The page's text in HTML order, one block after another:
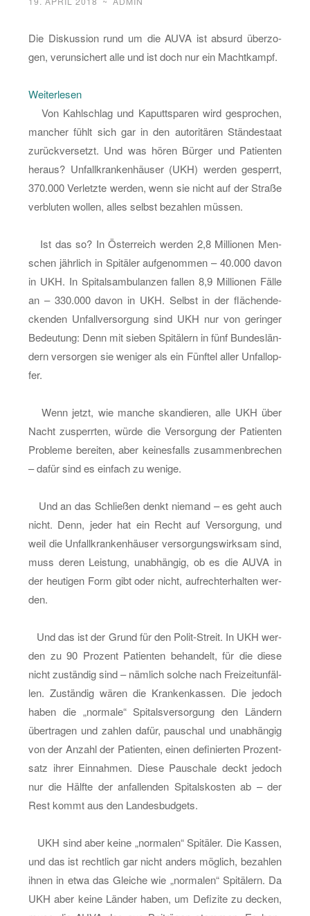
Die Dis­kus­si­on rund um die AUVA ist ab­surd über­zo­
gen, ver­un­si­chert alle und ist doch nur ein Macht­kampf.
Wei­ter­le­sen:
Die
sys­
tem­
re­
le­
van­
All­
ge­
mei­
ne
Un­
fall­
ver­
rungs­
an­
stalt?
Von Kahl­schlag und Ka­putt­spa­ren wird ge­spro­chen,
man­cher fühlt sich gar in den au­to­ri­tä­ren Stän­de­staat
zu­rück­ver­setzt. Und was hören Bür­ger und Pa­ti­en­ten
her­aus? Un­fall­kran­ken­häu­ser (UKH) wer­den ge­sperrt,
370.000 Ver­letz­te wer­den, wenn sie nicht auf der Stra­ße
ver­blu­ten wol­len, alles selbst be­zah­len müs­sen.
Ist das so? In Ös­ter­reich wer­den 2,8 Mil­lio­nen Men­
schen jähr­lich in Spi­tä­ler auf­ge­nom­men – 40.000 davon
in UKH. In Spi­tals­am­bu­lan­zen fal­len 8,9 Mil­lio­nen Fälle
an – 330.000 davon in UKH. Selbst in der flä­chen­de­
cken­den Un­fall­ver­sor­gung sind UKH nur von ge­rin­ger
Be­deu­tung: Denn mit sie­ben Spi­tä­lern in fünf Bun­des­län­
dern ver­sor­gen sie we­ni­ger als ein Fünf­tel aller Un­fall­op­
fer.
Wenn jetzt, wie man­che skan­die­ren, alle UKH über
Nacht zu­sperr­ten, würde die Ver­sor­gung der Pa­ti­en­ten
Pro­ble­me be­rei­ten, aber kei­nes­falls zu­sam­men­bre­chen
– dafür sind es ein­fach zu we­ni­ge.
Und an das Schlie­ßen denkt nie­mand – es geht auch
nicht. Denn, jeder hat ein Recht auf Ver­sor­gung, und
weil die Un­fall­kran­ken­häu­ser ver­sor­gungs­wirk­sam sind,
muss deren Leis­tung, un­ab­hän­gig, ob es die AUVA in
der heu­ti­gen Form gibt oder nicht, auf­recht­er­hal­ten wer­
den.
Und das ist der Grund für den Po­lit-Streit. In UKH wer­
den zu 90 Pro­zent Pa­ti­en­ten be­han­delt, für die diese
nicht zu­stän­dig sind – näm­lich sol­che nach Frei­zeit­un­fäl­
len. Zu­stän­dig wären die Kran­ken­kas­sen. Die je­doch
haben die „nor­ma­le“ Spi­tals­ver­sor­gung den Län­dern
über­tra­gen und zah­len dafür, pau­schal und un­ab­hän­gig
von der An­zahl der Pa­ti­en­ten, einen de­fi­nier­ten Pro­zent­
satz ihrer Ein­nah­men. Diese Pau­scha­le deckt je­doch
nur die Hälf­te der an­fal­len­den Spi­tals­kos­ten ab – der
Rest kommt aus den Lan­des­bud­gets.
UKH sind aber keine „nor­ma­len“ Spi­tä­ler. Die Kas­sen,
und das ist recht­lich gar nicht an­ders mög­lich, be­zah­len
ihnen in etwa das Glei­che wie „nor­ma­len“ Spi­tä­lern. Da
UKH aber keine Län­der haben, um De­fi­zi­te zu de­cken,